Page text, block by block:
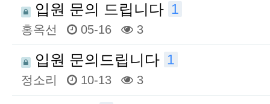
입원 문의 드립니다 1
홍옥선 05-16 3
입원 문의드립니다 1
정소리 10-13 3